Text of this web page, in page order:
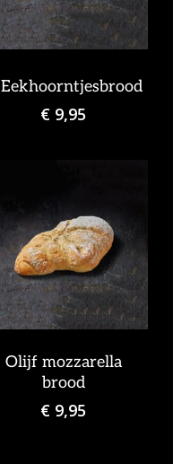
Eekhoorntjesbrood
€ 9,95
Olijf mozzarella
brood
€ 9,95